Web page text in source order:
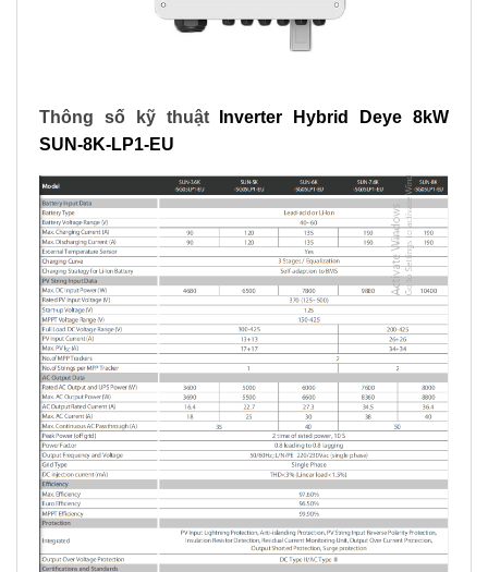
Thông số kỹ thuật
Inverter Hybrid Deye 8kW
SUN-8K-LP1-EU